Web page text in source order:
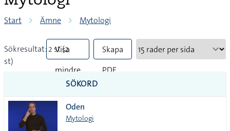
Start Ämne Mytologi
Sökresultat: 2 st (2
st)
Visa
mindre
tecken
Skapa
PDF
SÖKORD
Oden
Mytologi